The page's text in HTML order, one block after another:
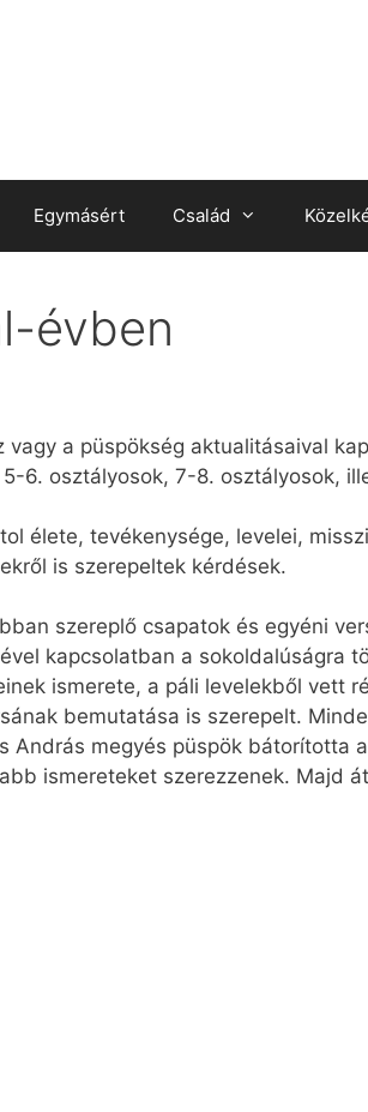
Egymásért Család
évben
a püspökség aktualitásaival
6. osztályosok, 7-8. osztályosok,
élete, tevékenysége, levelei,
is szerepeltek kérdések.
szereplő csapatok és egyéni
kapcsolatban a sokoldalúságra
ismerete, a páli levelekből vett
bemutatása is szerepelt.
megyés püspök bátorította
ismereteket szerezzenek. Majd